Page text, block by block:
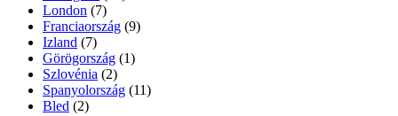
London (7)
Franciaország (9)
Izland (7)
Görögország (1)
Szlovénia (2)
Spanyolország (11)
Bled (2)